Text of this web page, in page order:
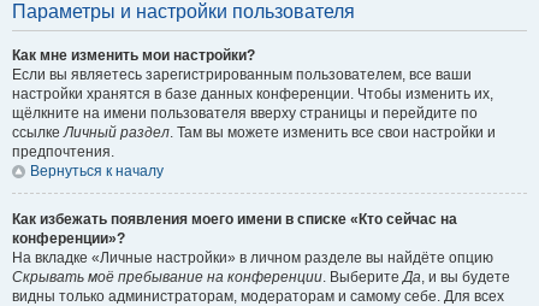
Параметры и настройки пользователя
Как мне изменить мои настройки?
Если вы являетесь зарегистрированным пользователем, все ваши
настройки хранятся в базе данных конференции. Чтобы изменить их,
щёлкните на имени пользователя вверху страницы и перейдите по
ссылкеЛичный раздел. Там вы можете изменить все свои настройки и
предпочтения.
Вернуться к началу
Как избежать появления моего имени в списке «Кто сейчас на
конференции»?
На вкладке «Личные настройки» в личном разделе вы найдёте опцию
Скрывать моё пребывание на конференции. ВыберитеДа, и вы будете
видны только администраторам, модераторам и самому себе. Для всех